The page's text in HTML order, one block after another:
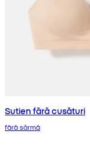
Sutien fără cusături
fără sârmă